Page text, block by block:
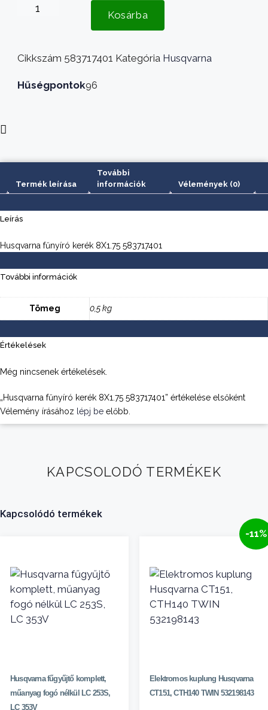
Husqvarna
8X1.75
583717401
mennyiség
Kosárba
Cikkszám 583717401 Kategória Husqvarna
Hűségpontok96
Termék leírása
További
információk
Vélemények (0)
Leírás
Husqvarna fűnyíró kerék 8X1.75 583717401
További információk
Tömeg 0,5 kg
Értékelések
Még nincsenek értékelések.
„Husqvarna fűnyíró kerék 8X1.75 583717401” értékelése elsőként
Vélemény írásához lépj be előbb.
KAPCSOLODÓ TERMÉKEK
Kapcsolódó termékek
Husqvarna fűgyűjtő komplett,
műanyag fogó nélkül LC 253S,
LC 353V
-11%
Elektromos kuplung Husqvarna
CT151, CTH140 TWIN 532198143